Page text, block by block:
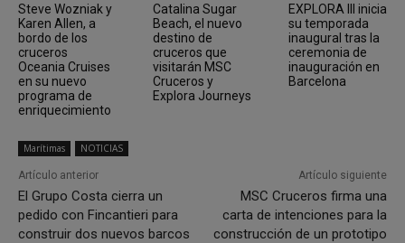
Steve Wozniak y
Karen Allen, a
bordo de los
cruceros
Oceania Cruises
en su nuevo
programa de
enriquecimiento
Catalina Sugar
Beach, el nuevo
destino de
cruceros que
visitarán MSC
Cruceros y
Explora Journeys
EXPLORA III inicia
su temporada
inaugural tras la
ceremonia de
inauguración en
Barcelona
Marítimas NOTICIAS
Artículo anterior
El Grupo Costa cierra un
pedido con Fincantieri para
construir dos nuevos barcos
Artículo siguiente
MSC Cruceros firma una
carta de intenciones para la
construcción de un prototipo